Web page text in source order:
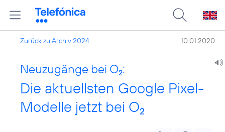
Zurück zu Archiv 2024 10.01.2020
Neuzugänge bei O2:
Die aktuellsten Google Pixel-
Modelle jetzt bei O2